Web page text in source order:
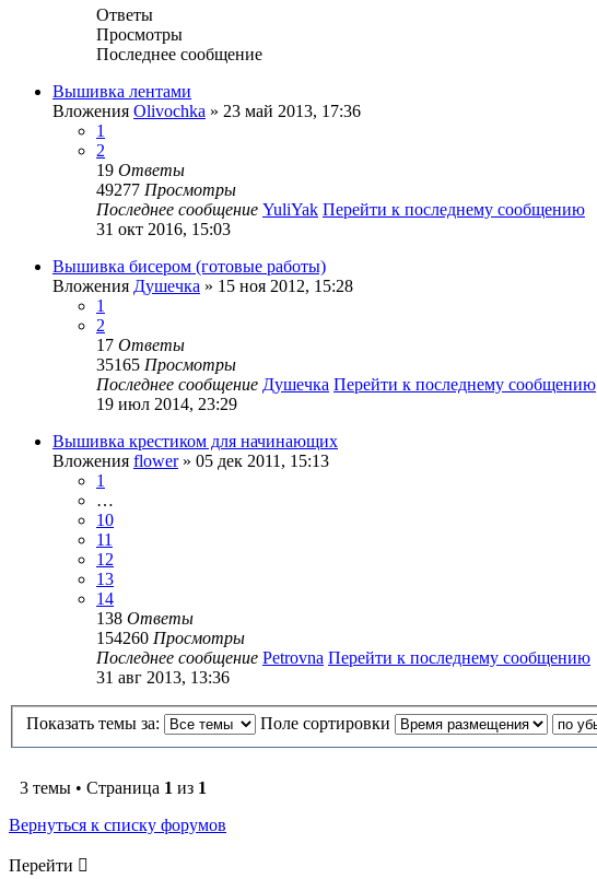
Ответы
Просмотры
Последнее сообщение
Вышивка лентами
Вложения Olivochka » 23 май 2013, 17:36
1
2
19 Ответы
49277 Просмотры
Последнее сообщение YuliYak Перейти к последнему сообщению
31 окт 2016, 15:03
Вышивка бисером (готовые работы)
Вложения Душечка » 15 ноя 2012, 15:28
1
2
17 Ответы
35165 Просмотры
Последнее сообщение Душечка Перейти к последнему сообщению
19 июл 2014, 23:29
Вышивка крестиком для начинающих
Вложения flower» 05 дек 2011, 15:13
1
…
10
11
12
13
14
138 Ответы
154260 Просмотры
Последнее сообщение Petrovna Перейти к последнему сообщению
31 авг 2013, 13:36
Показать темы за: Поле сортировки
3 темы • Страница 1 из 1
Вернуться к списку форумов
Перейти